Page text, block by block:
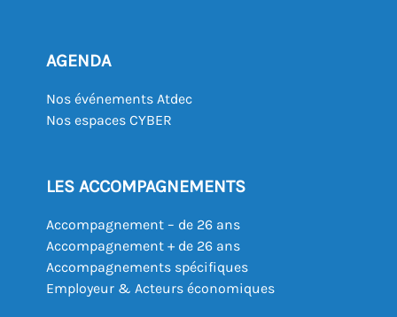
AGENDA
Nos événements Atdec
Nos espaces CYBER
LES ACCOMPAGNEMENTS
Accompagnement – de 26 ans
Accompagnement + de 26 ans
Accompagnements spécifiques
Employeur & Acteurs économiques